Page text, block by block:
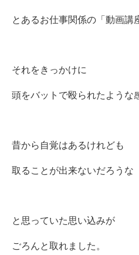
とあるお仕事関係の「動画講
それをきっかけに
頭をバットで殴られたような
昔から自覚はあるけれども
取ることが出来ないだろうな
と思っていた思い込みが
ごろんと取れました。